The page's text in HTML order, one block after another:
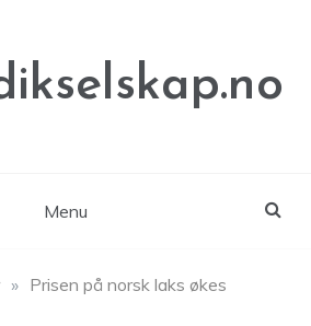
Menu
» Prisen på norsk laks økes